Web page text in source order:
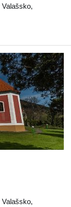
Valašsko,
Valašsko,